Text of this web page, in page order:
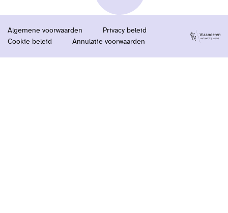
Algemene voorwaarden
Privacy beleid
Cookie beleid
Annulatie voorwaarden